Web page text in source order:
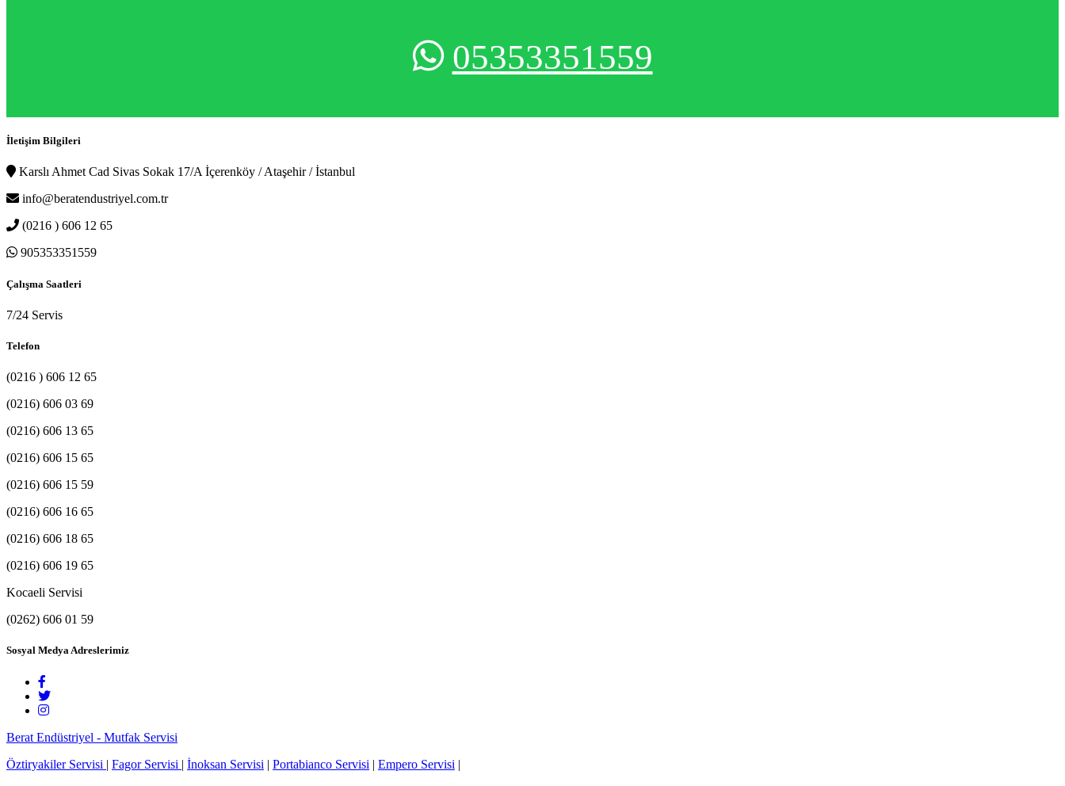
05353351559
İletişim Bilgileri
Karslı Ahmet Cad Sivas Sokak 17/A İçerenköy / Ataşehir / İstanbul
info@beratendustriyel.com.tr
(0216 ) 606 12 65
905353351559
Çalışma Saatleri
7/24 Servis
Telefon
(0216 ) 606 12 65
(0216) 606 03 69
(0216) 606 13 65
(0216) 606 15 65
(0216) 606 15 59
(0216) 606 16 65
(0216) 606 18 65
(0216) 606 19 65
Kocaeli Servisi
(0262) 606 01 59
Sosyal Medya Adreslerimiz
Berat Endüstriyel - Mutfak Servisi
Öztiryakiler Servisi | Fagor Servisi | İnoksan Servisi | Portabianco Servisi | Empero Servisi |